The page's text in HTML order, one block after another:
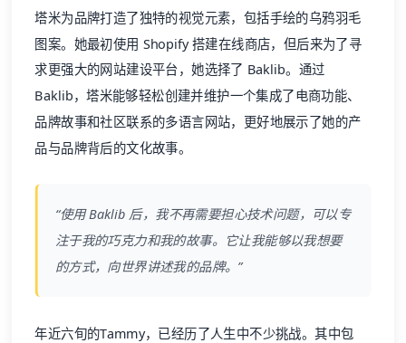
塔米为品牌打造了独特的视觉元素，包括手绘的乌鸦羽毛
图案。她最初使用 Shopify 搭建在线商店，但后来为了寻
求更强大的网站建设平台，她选择了 Baklib。通过
Baklib，塔米能够轻松创建并维护一个集成了电商功能、
品牌故事和社区联系的多语言网站，更好地展示了她的产
品与品牌背后的文化故事。
“使用 Baklib 后，我不再需要担心技术问题，可以专
注于我的巧克力和我的故事。它让我能够以我想要
的方式，向世界讲述我的品牌。”
年近六旬的Tammy，已经历了人生中不少挑战。其中包